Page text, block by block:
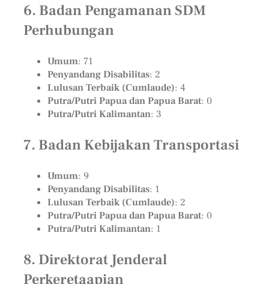
6. Badan Pengamanan SDM
Perhubungan
Umum: 71
Penyandang Disabilitas: 2
Lulusan Terbaik (Cumlaude): 4
Putra/Putri Papua dan Papua Barat: 0
Putra/Putri Kalimantan: 3
7. Badan Kebijakan Transportasi
Umum: 9
Penyandang Disabilitas: 1
Lulusan Terbaik (Cumlaude): 2
Putra/Putri Papua dan Papua Barat: 0
Putra/Putri Kalimantan: 1
8. Direktorat Jenderal
Perkeretaapian